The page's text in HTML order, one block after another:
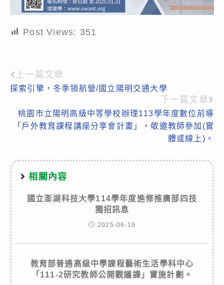
Post Views: 351
Read
more
articles
上一篇文章
探索引擎，冬季領航營/國立陽明交通大學
下一篇文章
桃園市立陽明高級中等學校辦理113學年度數位前導
「戶外教育課程講座分享會計畫」，敬邀教師參加(實
體或線上)。
相關內容
國立澎湖科技大學114學年度進修推廣部四技
獨招訊息
2025-06-19
教育部普通高級中學課程藝術生活學科中心
「111-2研究教師公開觀議課」實施計劃。